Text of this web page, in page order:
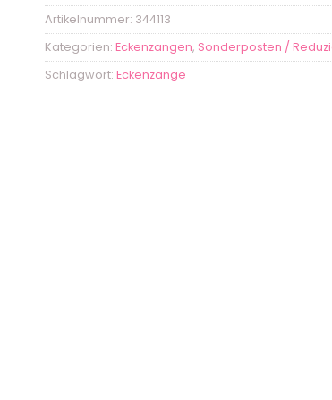
Artikelnummer: 344113
Kategorien: Eckenzangen, Sonderposten /
Schlagwort: Eckenzange